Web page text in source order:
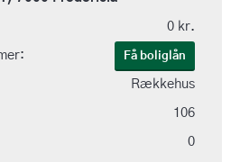
0 kr.
Få boliglån
Rækkehus
106
0